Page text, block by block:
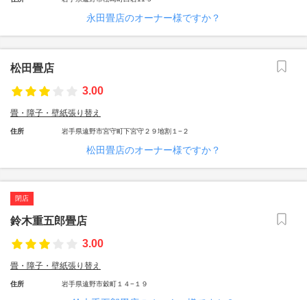
永田畳店のオーナー様ですか？
松田畳店
3.00
畳・障子・壁紙張り替え
住所 岩手県遠野市宮守町下宮守２９地割１−２
松田畳店のオーナー様ですか？
閉店
鈴木重五郎畳店
3.00
畳・障子・壁紙張り替え
住所 岩手県遠野市穀町１４−１９